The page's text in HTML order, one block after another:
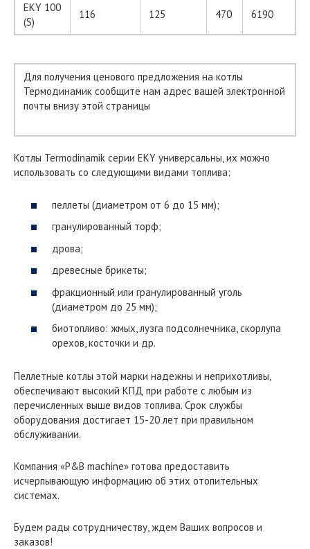
EKY 100
(S)
116 125 470 6190
Для получения ценового предложения на котлы
Термодинамик сообщите нам адрес вашей электронной
почты внизу этой страницы
Котлы Termodinamik серии EKY универсальны, их можно
использовать со следующими видами топлива:
пеллеты (диаметром от 6 до 15 мм);
гранулированный торф;
дрова;
древесные брикеты;
фракционный или гранулированный уголь
(диаметром до 25 мм);
биотопливо: жмых, лузга подсолнечника, скорлупа
орехов, косточки и др.
Пеллетные котлы этой марки надежны и неприхотливы,
обеспечивают высокий КПД при работе с любым из
перечисленных выше видов топлива. Срок службы
оборудования достигает 15-20 лет при правильном
обслуживании.
Компания «P&B machine» готова предоставить
исчерпывающую информацию об этих отопительных
системах.
Будем рады сотрудничеству, ждем Ваших вопросов и
заказов!